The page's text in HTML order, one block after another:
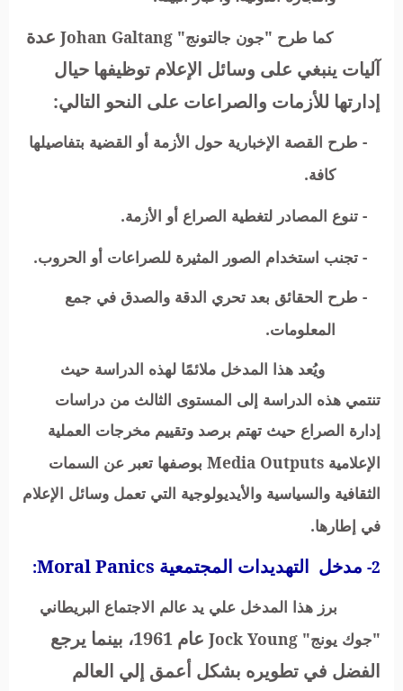
كما طرح "جون جالتونج" Johan Galtang عدة
آليات ينبغي على وسائل الإعلام توظيفها حيال
إدارتها للأزمات والصراعات على النحو التالي:
- طرح القصة الإخبارية حول الأزمة أو القضية بتفاصيلها
كافة.
- تنوع المصادر لتغطية الصراع أو الأزمة.
- تجنب استخدام الصور المثيرة للصراعات أو الحروب.
- طرح الحقائق بعد تحري الدقة والصدق في جمع
المعلومات.
ويُعد هذا المدخل ملائمًا لهذه الدراسة حيث
تنتمي هذه الدراسة إلى المستوى الثالث من دراسات
إدارة الصراع حيث تهتم برصد وتقييم مخرجات العملية
الإعلامية Media Outputs بوصفها تعبر عن السمات
الثقافية والسياسية والأيديولوجية التي تعمل وسائل الإعلام
في إطارها.
2- مدخل التهديدات المجتمعية Moral Panics
:
برز هذا المدخل علي يد عالم الاجتماع البريطاني
"جوك يونج" Jock Young
عام 1961، بينما يرجع
الفضل في تطويره بشكل أعمق إلي العالم